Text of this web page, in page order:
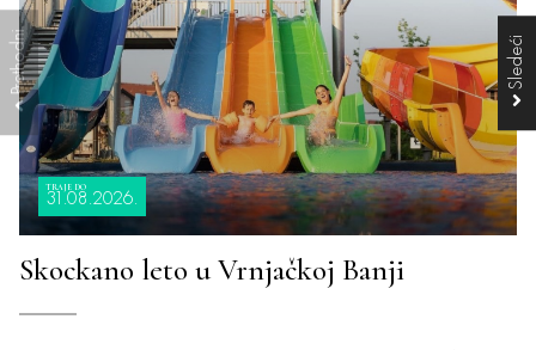
TRAJE DO
31.08.2026.
Skockano leto u Vrnjačkoj Banji